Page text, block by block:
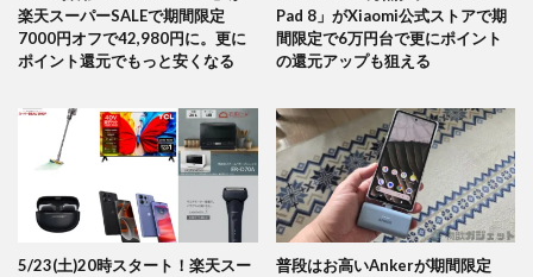
楽天スーパーSALEで期間限定
7000円オフで42,980円に。更に
ポイント還元でもっと安くなる
Pad 8」がXiaomi公式ストアで期
間限定で6万円台で更にポイント
の還元アップも狙える
5/23(土)20時スタート！楽天スー
普段はお高いAnkerが期間限定